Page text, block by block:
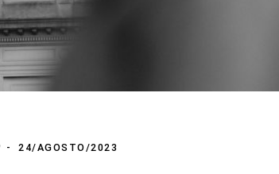
24/AGOSTO/2023